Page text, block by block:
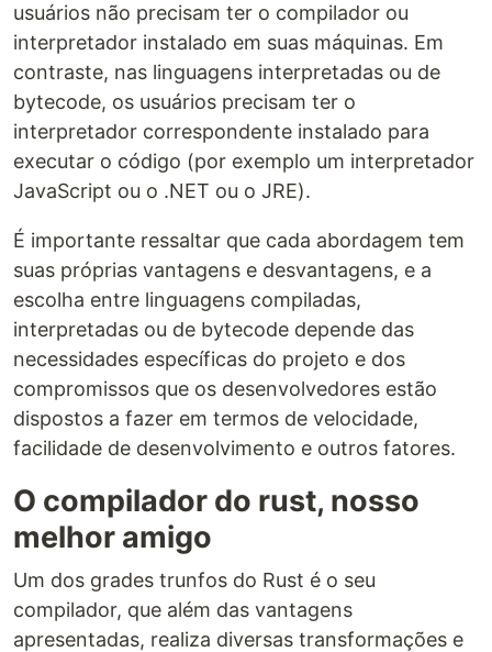
usuários não precisam ter o compilador ou
interpretador instalado em suas máquinas. Em
contraste, nas linguagens interpretadas ou de
bytecode, os usuários precisam ter o
interpretador correspondente instalado para
executar o código (por exemplo um interpretador
JavaScript ou o .NET ou o JRE).
É importante ressaltar que cada abordagem tem
suas próprias vantagens e desvantagens, e a
escolha entre linguagens compiladas,
interpretadas ou de bytecode depende das
necessidades específicas do projeto e dos
compromissos que os desenvolvedores estão
dispostos a fazer em termos de velocidade,
facilidade de desenvolvimento e outros fatores.
O compilador do rust, nosso
melhor amigo
Um dos grades trunfos do Rust é o seu
compilador, que além das vantagens
apresentadas, realiza diversas transformações e